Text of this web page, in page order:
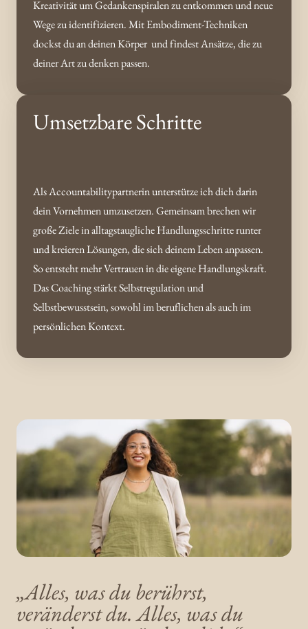
Kreativität um Gedankenspiralen zu entkommen und neue
Wege zu identifizieren. Mit Embodiment-Techniken
dockst du an deinen Körper  und findest Ansätze, die zu
deiner Art zu denken passen.
Umsetzbare Schritte
Als Accountabilitypartnerin unterstütze ich dich darin
dein Vornehmen umzusetzen. Gemeinsam brechen wir
große Ziele in alltagstaugliche Handlungsschritte runter
und kreieren Lösungen, die sich deinem Leben anpassen.
So entsteht mehr Vertrauen in die eigene Handlungskraft.
Das Coaching stärkt Selbstregulation und
Selbstbewusstsein, sowohl im beruflichen als auch im
persönlichen Kontext.
„Alles, was du
veränderst du. Alles, was